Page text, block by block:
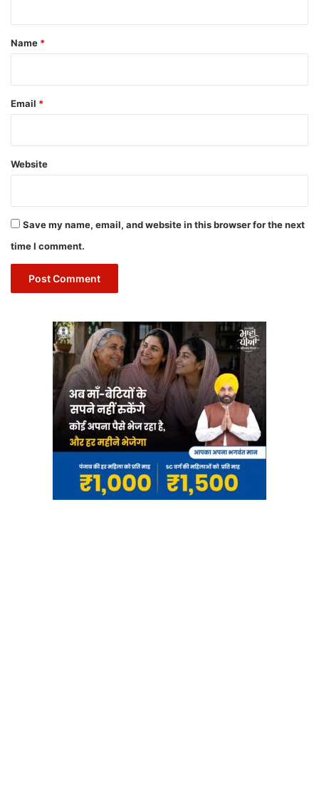
*
Name *
Email *
Website
Save my name, email, and website in this browser for the next
time I comment.